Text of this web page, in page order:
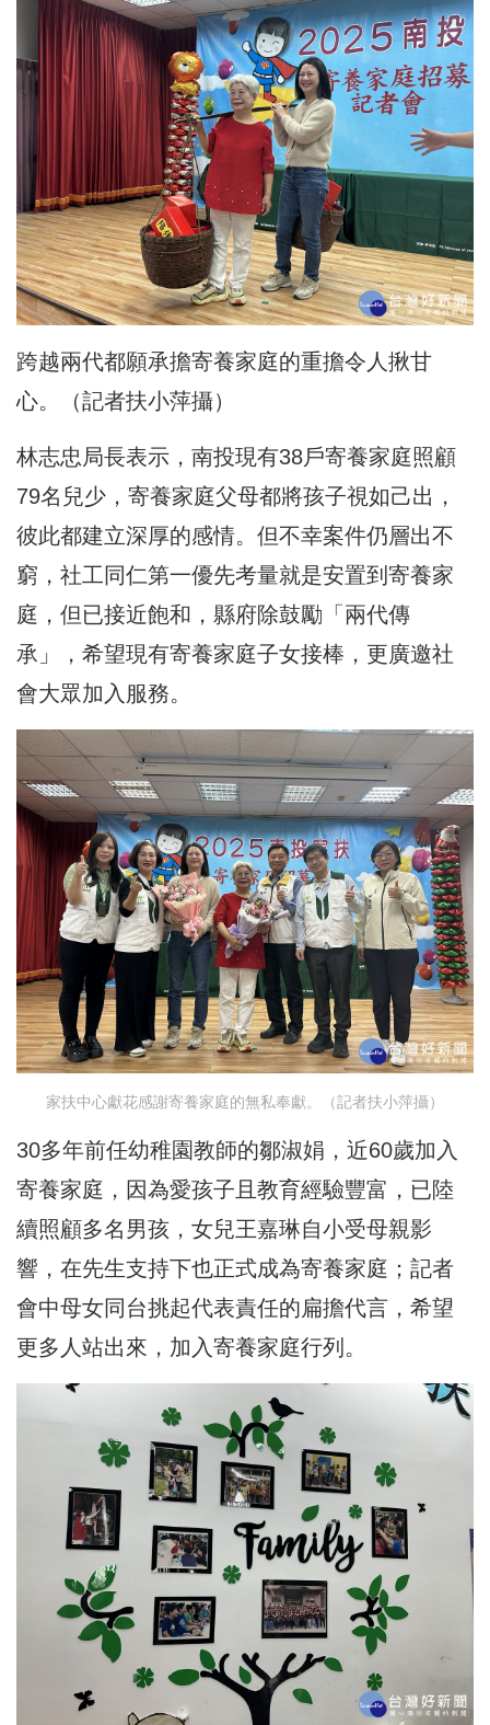
跨越兩代都願承擔寄養家庭的重擔令人揪甘
心。（記者扶小萍攝）
林志忠局長表示，南投現有38戶寄養家庭照顧
79名兒少，寄養家庭父母都將孩子視如己出，
彼此都建立深厚的感情。但不幸案件仍層出不
窮，社工同仁第一優先考量就是安置到寄養家
庭，但已接近飽和，縣府除鼓勵「兩代傳
承」，希望現有寄養家庭子女接棒，更廣邀社
會大眾加入服務。
家扶中心獻花感謝寄養家庭的無私奉獻。（記者扶小萍攝）
30多年前任幼稚園教師的鄒淑娟，近60歲加入
寄養家庭，因為愛孩子且教育經驗豐富，已陸
續照顧多名男孩，女兒王嘉琳自小受母親影
響，在先生支持下也正式成為寄養家庭；記者
會中母女同台挑起代表責任的扁擔代言，希望
更多人站出來，加入寄養家庭行列。